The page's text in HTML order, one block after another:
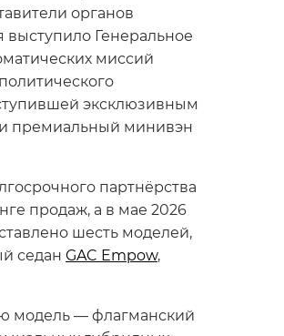
органов
Генеральное
миссий
эксклюзивным
и премиальный минивэн
партнёрства
продаж, а в мае 2026
шесть моделей,
седан GAC Empow,
модель — флагманский